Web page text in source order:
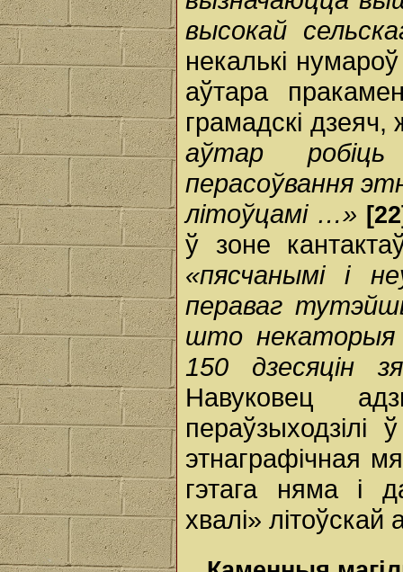
высокай
некалькі
аўтара
грамадскі
аўтар
перасоўвання
літоўцамі …»
ў зоне
«пясчанымі і
пераваг
што некаторыя
150 дзесяцін
Навуковец
этнаграфічная
гэтага няма і
хвалі» літоўскай